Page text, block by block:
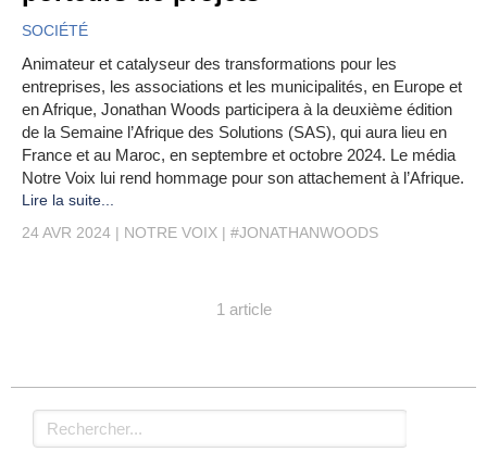
SOCIÉTÉ
Animateur et catalyseur des transformations pour les
entreprises, les associations et les municipalités, en Europe et
en Afrique, Jonathan Woods participera à la deuxième édition
de la Semaine l’Afrique des Solutions (SAS), qui aura lieu en
France et au Maroc, en septembre et octobre 2024. Le média
Notre Voix lui rend hommage pour son attachement à l’Afrique.
Lire la suite...
24 AVR 2024
NOTRE VOIX #JONATHANWOODS
1 article
Rechercher